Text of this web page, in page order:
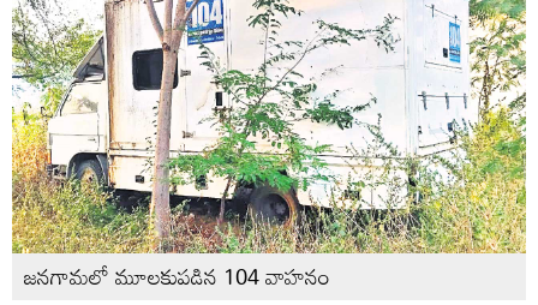
జనగామలో మూలకుపడిన 104 వాహనం